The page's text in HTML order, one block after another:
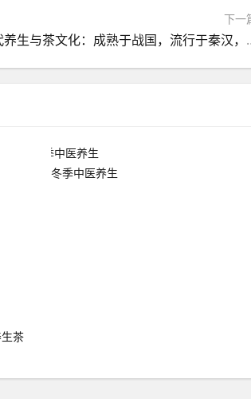
下一
浅谈古代养生与茶
冬季中医养生
茶